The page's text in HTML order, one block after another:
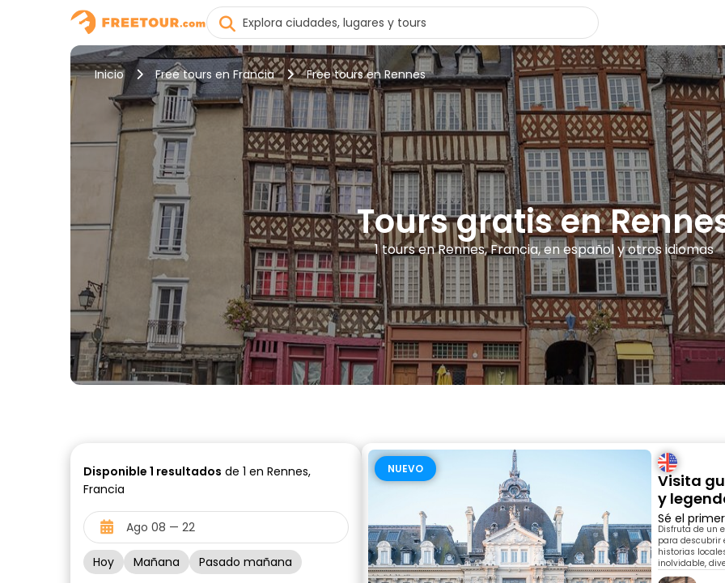
Inicio Free tours en Francia Free tours en Rennes
Tours gratis en
1 tours en Rennes, Francia, en español y otros idiomas
Disponible 1 resultados de 1 en Rennes,
Francia
Hoy Mañana Pasado mañana
NUEVO
Visita
y
Sé el
Disfruta de un
para descubrir
historias
inolvidable,